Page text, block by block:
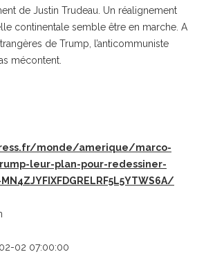
de Justin Trudeau. Un réalignement
continentale semble être en marche. A
de Trump, l’anticommuniste
mécontent.
monde/amerique/marco-
leur-plan-pour-redessiner-
02 07:00:00